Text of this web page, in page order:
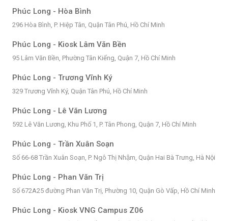
Phúc Long - Hòa Bình
296 Hòa Bình, P. Hiệp Tân, Quận Tân Phú, Hồ Chí Minh
Phúc Long - Kiosk Lâm Văn Bền
95 Lâm Văn Bền, Phường Tân Kiểng, Quận 7, Hồ Chí Minh
Phúc Long - Trương Vĩnh Ký
329 Trương Vĩnh Ký, Quận Tân Phú, Hồ Chí Minh
Phúc Long - Lê Văn Lương
592 Lê Văn Lương, Khu Phố 1, P. Tân Phong, Quận 7, Hồ Chí Minh
Phúc Long - Trần Xuân Soạn
Số 66-68 Trần Xuân Soạn, P. Ngô Thị Nhậm, Quận Hai Bà Trưng, Hà Nội
Phúc Long - Phan Văn Trị
Số 672A25 đường Phan Văn Trị, Phường 10, Quận Gò Vấp, Hồ Chí Minh
Phúc Long - Kiosk VNG Campus Z06